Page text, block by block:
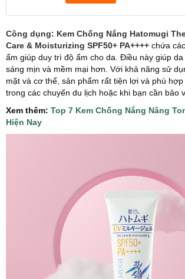
Công dụng: Kem Chống Nắng Hatomugi
Care & Moisturizing SPF50+ PA++++ chứa
ẩm giúp duy trì độ ẩm cho da. Điều này giúp da
sáng mịn và mềm mại hơn. Với khả năng sử
mặt và cơ thể, sản phẩm rất tiện lợi và phù
trong các chuyến du lịch hoặc khi bạn cần bảo
Xem thêm: Top 7 Kem Chống Nắng Nâng
Hiện Nay